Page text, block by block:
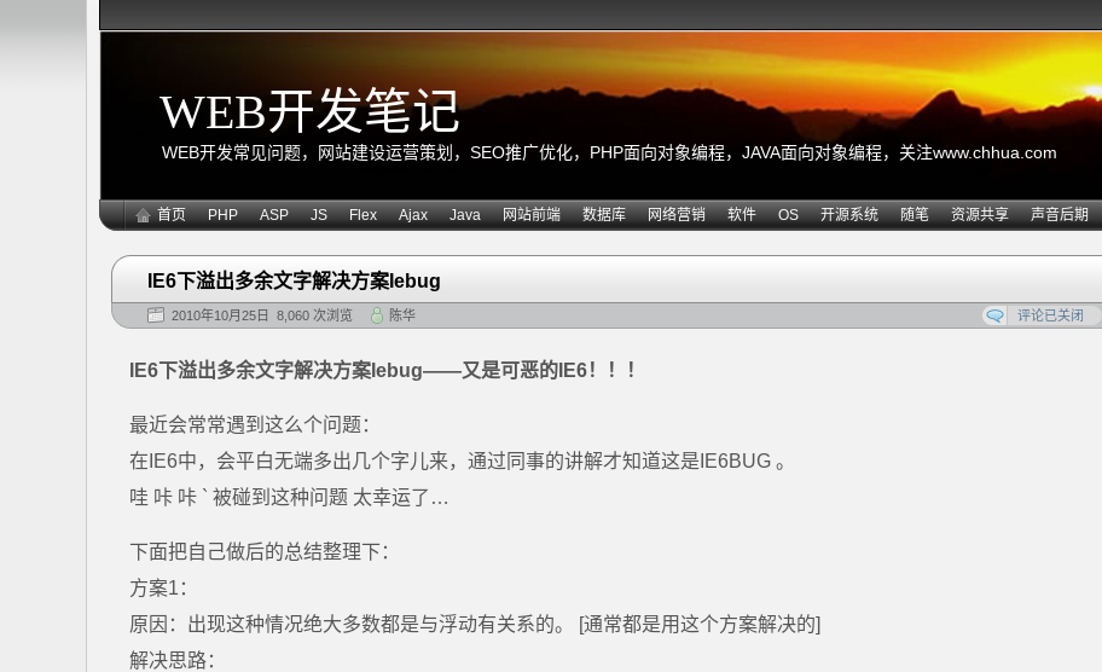
WEB开发笔记
WEB开发常见问题，网站建设运营策划，SEO推广优化，PHP面向对象编程，JAVA面向对象编程，关注www.chhua.com
首页 PHP ASP JS Flex Ajax Java 网站前端 数据库 网络营销 软件 OS 开源系统 随笔 资源共享 声音后期
IE6下溢出多余文字解决方案Iebug
2010年10月25日 8,060 次浏览 陈华 评论已关闭
IE6下溢出多余文字解决方案Iebug——又是可恶的IE6！！！
最近会常常遇到这么个问题：
在IE6中，会平白无端多出几个字儿来，通过同事的讲解才知道这是IE6BUG 。
哇 咔 咔 ` 被碰到这种问题 太幸运了…
下面把自己做后的总结整理下：
方案1：
原因：出现这种情况绝大多数都是与浮动有关系的。 [通常都是用这个方案解决的]
解决思路：